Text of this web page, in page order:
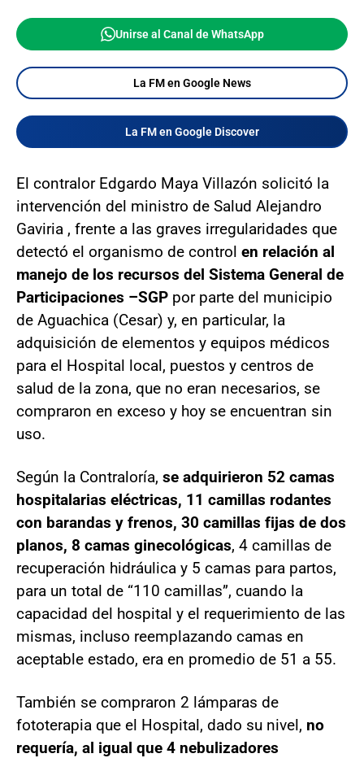
Unirse al Canal de WhatsApp
La FM en Google News
La FM en Google Discover
El contralor Edgardo Maya Villazón solicitó la
intervención del ministro de Salud Alejandro
Gaviria , frente a las graves irregularidades que
detectó el organismo de control en relación al
manejo de los recursos del Sistema General de
Participaciones –SGP por parte del municipio
de Aguachica (Cesar) y, en particular, la
adquisición de elementos y equipos médicos
para el Hospital local, puestos y centros de
salud de la zona, que no eran necesarios, se
compraron en exceso y hoy se encuentran sin
uso.
Según la Contraloría, se adquirieron 52 camas
hospitalarias eléctricas, 11 camillas rodantes
con barandas y frenos, 30 camillas fijas de dos
planos, 8 camas ginecológicas, 4 camillas de
recuperación hidráulica y 5 camas para partos,
para un total de “110 camillas”, cuando la
capacidad del hospital y el requerimiento de las
mismas, incluso reemplazando camas en
aceptable estado, era en promedio de 51 a 55.
También se compraron 2 lámparas de
fototerapia que el Hospital, dado su nivel, no
requería, al igual que 4 nebulizadores